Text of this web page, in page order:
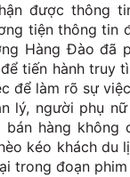
được thông
tiện thông tin
Hàng Đào đã
tiến hành truy
để làm rõ sự
lý, người phụ
hàng không
kéo khách du
trong đoạn